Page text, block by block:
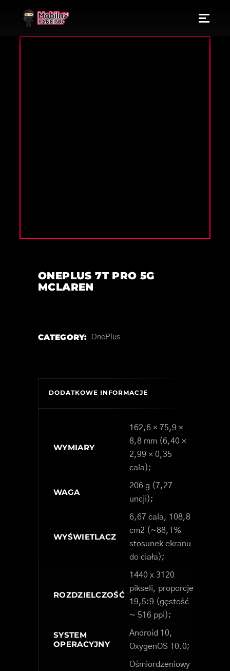
ONEPLUS 7T PRO 5G
MCLAREN
CATEGORY: OnePlus
DODATKOWE INFORMACJE
WYMIARY
162,6 × 75,9 ×
8,8 mm (6,40 ×
2,99 × 0,35
cala);
WAGA
206 g (7,27
uncji);
WYŚWIETLACZ
6,67 cala, 108,8
cm2 (~88,1%
stosunek ekranu
do ciała);
ROZDZIELCZOŚĆ
1440 x 3120
pikseli, proporcje
19,5:9 (gęstość
~ 516 ppi);
SYSTEM
OPERACYJNY
Android 10,
OxygenOS 10.0;
Ośmiordzeniowy